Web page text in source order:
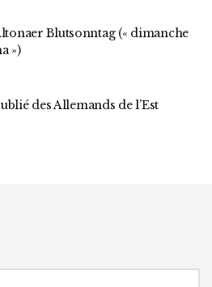
Blutsonntag (« dimanche
»)
des Allemands de l’Est